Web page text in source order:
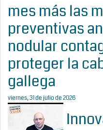
mes más las
preventivas
nodular
proteger la
gallega
viernes, 31 de julio de 2026